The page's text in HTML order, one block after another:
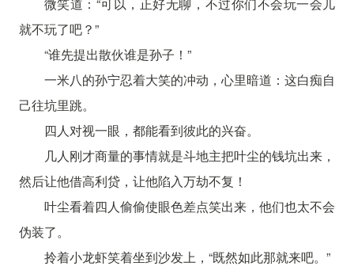
就不玩了吧？”
“谁先提出散伙谁是孙子！”
一米八的孙宁忍着大笑的冲动，心里暗道：这白痴自
己往坑里跳。
四人对视一眼，都能看到彼此的兴奋。
几人刚才商量的事情就是斗地主把叶尘的钱坑出来，
然后让他借高利贷，让他陷入万劫不复！
叶尘看着四人偷偷使眼色差点笑出来，他们也太不会
伪装了。
拎着小龙虾笑着坐到沙发上，“既然如此那就来吧。”